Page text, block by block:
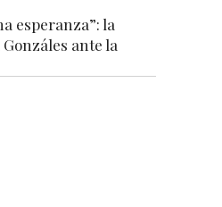
esperanza”: la
ante la